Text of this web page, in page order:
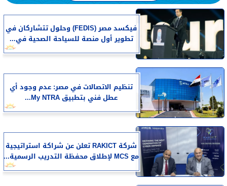
فيكسد مصر (FEDIS) وحلول تتشاركان في
تطوير أول منصة للسياحة الصحية في...
تنظيم الاتصالات في مصر: عدم وجود أي
عطل فني بتطبيق My NTRA...
شركة RAKICT تعلن عن شراكة استراتيجية
مع MCS لإطلاق محفظة التدريب الرسمية...